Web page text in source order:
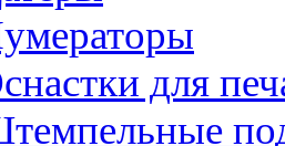
для